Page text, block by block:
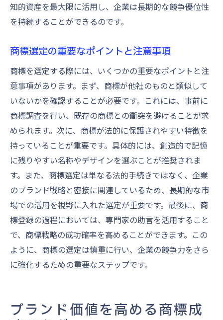
知的資産を最大限に活用し、企業は長期的な競争優位性
を持続することができるのです。
商標選定の重要なポイントと注意事項
商標を選定する際には、いくつかの重要なポイントと注
意事項があります。まず、商標が他社のものと類似して
いないかを確認することが必要です。これには、事前に
商標調査を行い、既存の商標との衝突を避けることが求
められます。次に、商標が法的に保護されやすい特徴を
持っていることが重要です。具体的には、創造的で記憶
に残りやすい名称やデザインを選ぶことが推奨されま
す。また、商標選定は単なる法的手続きではなく、企業
のブランド戦略と密接に関連しているため、長期的な市
場での活用を視野に入れた選定が重要です。最後に、商
標登録の過程においては、専門家の助言を活用すること
で、商標戦略の成功確率を高めることができます。この
ように、商標の選定は慎重に行い、企業の競争力をさら
に強化するための重要なステップです。
ブランド価値を高める商標成